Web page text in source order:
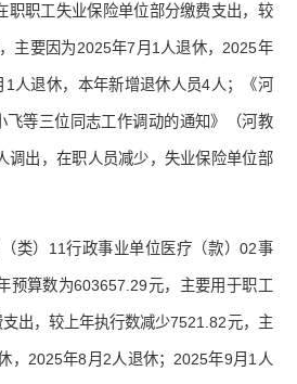
职职工失业保险单位部分缴费支出，较
主要因为2025年7月1人退休，2025年
人退休，本年新增退休人员4人；《河
飞等三位同志工作调动的通知》（河教
调出，在职人员减少，失业保险单位部
类）11行政事业单位医疗（款）02事
预算数为603657.29元，主要用于职工
出，较上年执行数减少7521.82元，主
，2025年8月2人退休；2025年9月1人